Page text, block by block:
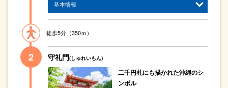
基本情報
徒歩5分（350ｍ）
守礼門(しゅれいもん)
二千円札にも描かれた沖縄のシ
ンボル